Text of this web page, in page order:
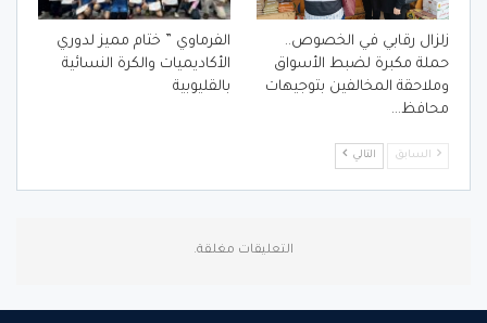
زلزال رقابي في الخصوص..
حملة مكبرة لضبط الأسواق
وملاحقة المخالفين بتوجيهات
محافظ…
الفرماوي ” ختام مميز لدوري
الأكاديميات والكرة النسائية
بالقليوبية
السابق التالي
التعليقات مغلقة.